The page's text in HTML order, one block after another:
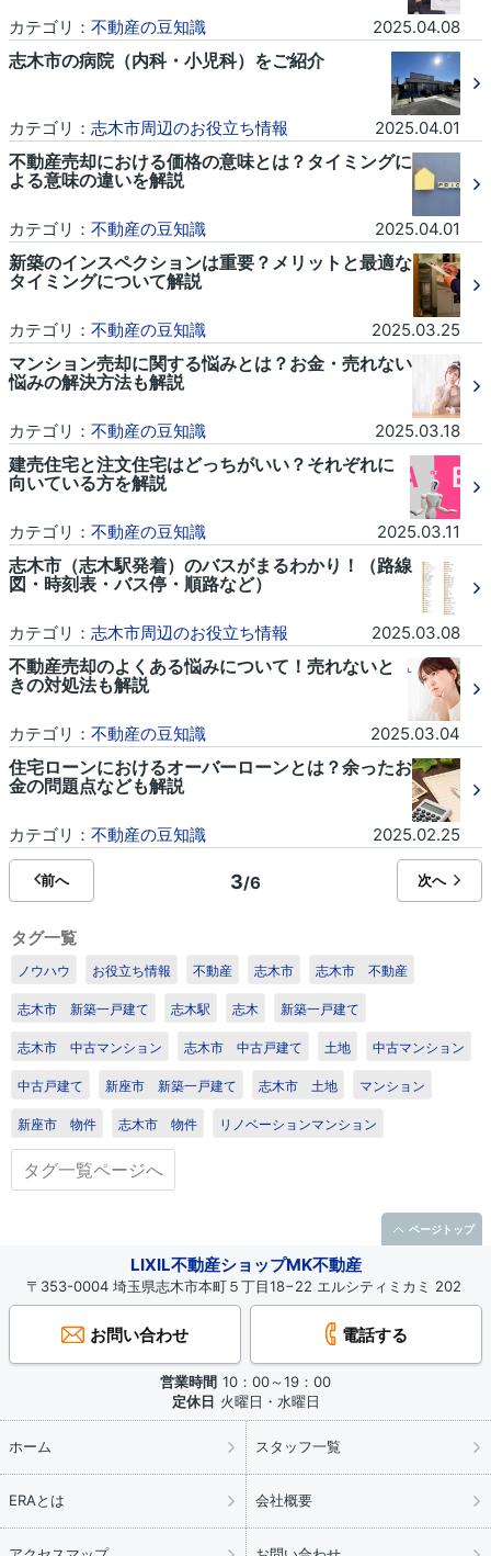
カテゴリ： 不動産の豆知識 2025.04.08
志木市の病院（内科・小児科）をご紹介
カテゴリ： 志木市周辺のお役立ち情報 2025.04.01
不動産売却における価格の意味とは？タイミングに
よる意味の違いを解説
カテゴリ： 不動産の豆知識 2025.04.01
新築のインスペクションは重要？メリットと最適な
タイミングについて解説
カテゴリ： 不動産の豆知識 2025.03.25
マンション売却に関する悩みとは？お金・売れない
悩みの解決方法も解説
カテゴリ： 不動産の豆知識 2025.03.18
建売住宅と注文住宅はどっちがいい？それぞれに
向いている方を解説
カテゴリ： 不動産の豆知識 2025.03.11
志木市（志木駅発着）のバスがまるわかり！（路線
図・時刻表・バス停・順路など）
カテゴリ： 志木市周辺のお役立ち情報 2025.03.08
不動産売却のよくある悩みについて！売れないと
きの対処法も解説
カテゴリ： 不動産の豆知識 2025.03.04
住宅ローンにおけるオーバーローンとは？余ったお
金の問題点なども解説
カテゴリ： 不動産の豆知識 2025.02.25
前へ 3/6 次へ
タグ一覧
ノウハウ お役立ち情報 不動産 志木市 志木市 不動産
志木市 新築一戸建て 志木駅 志木 新築一戸建て
志木市 中古マンション 志木市 中古戸建て 土地 中古マンション
中古戸建て 新座市 新築一戸建て 志木市 土地 マンション
新座市 物件 志木市 物件 リノベーションマンション
タグ一覧ページへ
LIXIL不動産ショップMK不動産
〒353-0004 埼玉県志木市本町５丁目18−22 エルシティミカミ 202
お問い合わせ 電話する
営業時間 10：00～19：00
定休日 火曜日・水曜日
ホーム スタッフ一覧
ERAとは 会社概要
ページトップ